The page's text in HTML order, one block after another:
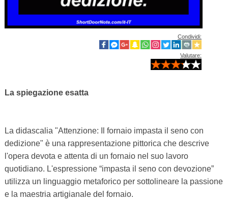
Condividi:
Valutare:
La spiegazione esatta
La didascalia "Attenzione: Il fornaio impasta il seno con
dedizione" è una rappresentazione pittorica che descrive
l'opera devota e attenta di un fornaio nel suo lavoro
quotidiano. L'espressione “impasta il seno con devozione”
utilizza un linguaggio metaforico per sottolineare la passione
e la maestria artigianale del fornaio.